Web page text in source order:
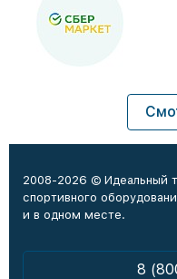
2008-2026 © Идеальный
спортивного
и в одном месте.
8